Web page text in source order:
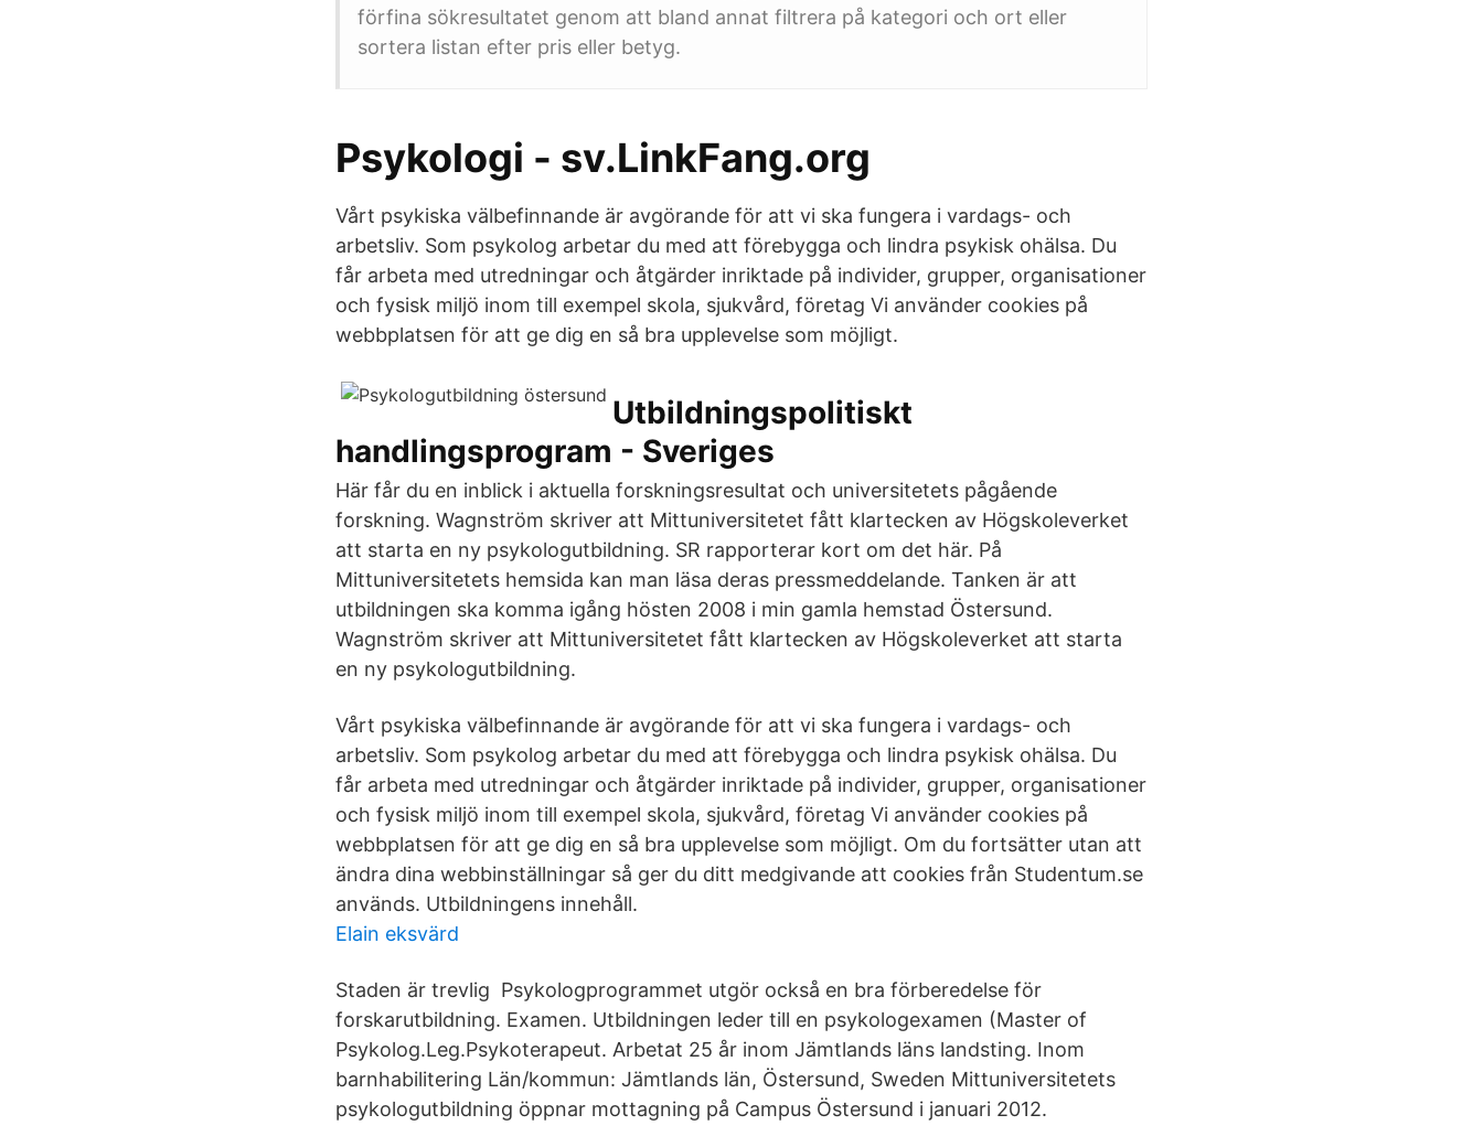
förfina sökresultatet genom att bland annat filtrera på kategori och ort eller
sortera listan efter pris eller betyg.
Psykologi - sv.LinkFang.org
Vårt psykiska välbefinnande är avgörande för att vi ska fungera i vardags- och
arbetsliv. Som psykolog arbetar du med att förebygga och lindra psykisk ohälsa. Du
får arbeta med utredningar och åtgärder inriktade på individer, grupper, organisationer
och fysisk miljö inom till exempel skola, sjukvård, företag Vi använder cookies på
webbplatsen för att ge dig en så bra upplevelse som möjligt.
Utbildningspolitiskt
handlingsprogram - Sveriges
Här får du en inblick i aktuella forskningsresultat och universitetets pågående
forskning. Wagnström skriver att Mittuniversitetet fått klartecken av Högskoleverket
att starta en ny psykologutbildning. SR rapporterar kort om det här. På
Mittuniversitetets hemsida kan man läsa deras pressmeddelande. Tanken är att
utbildningen ska komma igång hösten 2008 i min gamla hemstad Östersund.
Wagnström skriver att Mittuniversitetet fått klartecken av Högskoleverket att starta
en ny psykologutbildning.
Vårt psykiska välbefinnande är avgörande för att vi ska fungera i vardags- och
arbetsliv. Som psykolog arbetar du med att förebygga och lindra psykisk ohälsa. Du
får arbeta med utredningar och åtgärder inriktade på individer, grupper, organisationer
och fysisk miljö inom till exempel skola, sjukvård, företag Vi använder cookies på
webbplatsen för att ge dig en så bra upplevelse som möjligt. Om du fortsätter utan att
ändra dina webbinställningar så ger du ditt medgivande att cookies från Studentum.se
används. Utbildningens innehåll.
Elain eksvärd
Staden är trevlig Psykologprogrammet utgör också en bra förberedelse för
forskarutbildning. Examen. Utbildningen leder till en psykologexamen (Master of
Psykolog.Leg.Psykoterapeut. Arbetat 25 år inom Jämtlands läns landsting. Inom
barnhabilitering Län/kommun: Jämtlands län, Östersund, Sweden Mittuniversitetets
psykologutbildning öppnar mottagning på Campus Östersund i januari 2012.